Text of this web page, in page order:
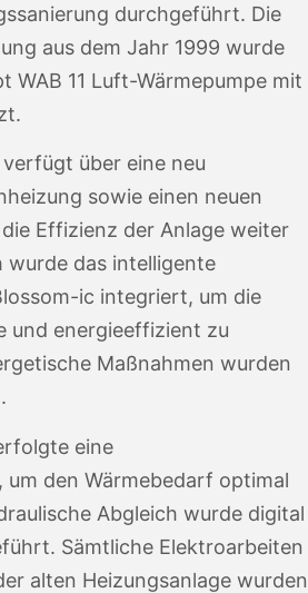
durchgeführt. Die
aus dem Jahr 1999 wurde
WAB 11 Luft-Wärmepumpe mit
über eine neu
sowie einen neuen
Effizienz der Anlage weiter
das intelligente
ic integriert, um die
und energieeffizient zu
Maßnahmen wurden
eine
um den Wärmebedarf optimal
Abgleich wurde digital
Sämtliche Elektroarbeiten
alten Heizungsanlage wurden